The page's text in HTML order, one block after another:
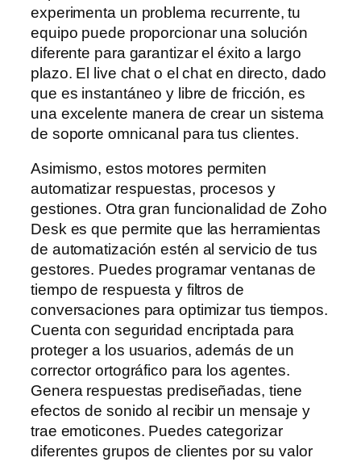
experimenta un problema recurrente, tu
equipo puede proporcionar una solución
diferente para garantizar el éxito a largo
plazo. El live chat o el chat en directo, dado
que es instantáneo y libre de fricción, es
una excelente manera de crear un sistema
de soporte omnicanal para tus clientes.
Asimismo, estos motores permiten
automatizar respuestas, procesos y
gestiones. Otra gran funcionalidad de Zoho
Desk es que permite que las herramientas
de automatización estén al servicio de tus
gestores. Puedes programar ventanas de
tiempo de respuesta y filtros de
conversaciones para optimizar tus tiempos.
Cuenta con seguridad encriptada para
proteger a los usuarios, además de un
corrector ortográfico para los agentes.
Genera respuestas prediseñadas, tiene
efectos de sonido al recibir un mensaje y
trae emoticones. Puedes categorizar
diferentes grupos de clientes por su valor